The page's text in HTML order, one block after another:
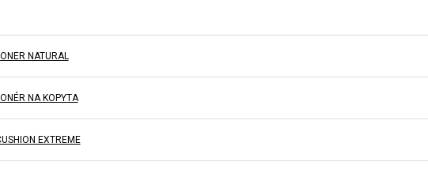
NATURAL
NA KOPYTA
EXTREME